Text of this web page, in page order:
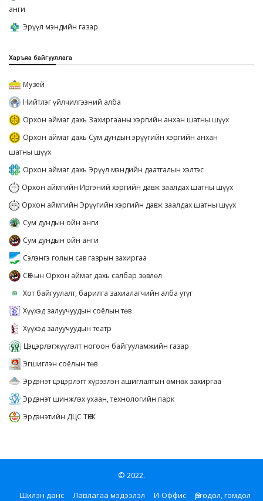
анги
Эрүүл мэндийн газар
Харъяа байгууллага
Музей
Нийтлэг үйлчилгээний алба
Орхон аймаг дахь Захиргааны хэргийн анхан шатны шүүх
Орхон аймаг дахь Сум дундын эрүүгийн хэргийн анхан
шатны шүүх
Орхон аймаг дахь Эрүүл мэндийн даатгалын хэлтэс
Орхон аймгийн Иргэний хэргийн давж заалдах шатны шүүх
Орхон аймгийн Эрүүгийн хэргийн давж заалдах шатны шүүх
Сум дундын ойн анги
Сум дундын ойн анги
Сэлэнгэ голын сав газрын захиргаа
СӨХ-ын Орхон аймаг дахь салбар зөвлөл
Хот байгуулалт, барилга захиалагчийн алба утүг
Хүүхэд залуучуудын соёлын төв
Хүүхэд залуучуудын театр
Цэцэрлэгжүүлэлт ногоон байгууламжийн газар
Эгшиглэн соёлын төв
Эрдэнэт цэцэрлэгт хүрээлэн ашиглалтын өмнөх захиргаа
Эрдэнэт шинжлэх ухаан, технологийн парк
Эрдэнэтийн ДЦС ТӨХК
© 2022.
Шилэн данс
Лавлагаа мэдээлэл И-Оффис Өргөдөл, гомдол